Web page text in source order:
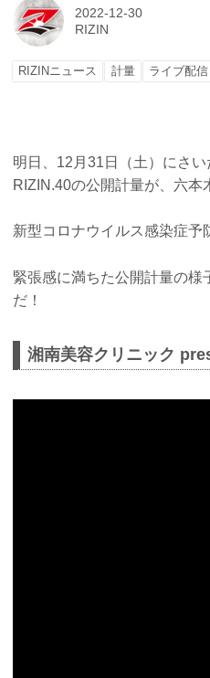
2022-12-30
RIZIN
RIZINニュース 計量 ライブ配信
明日、12月31日（土）にさ
RIZIN.40の公開計量が、六本
新型コロナウイルス感染症予
緊張感に満ちた公開計量の様
だ！
湘南美容クリニック